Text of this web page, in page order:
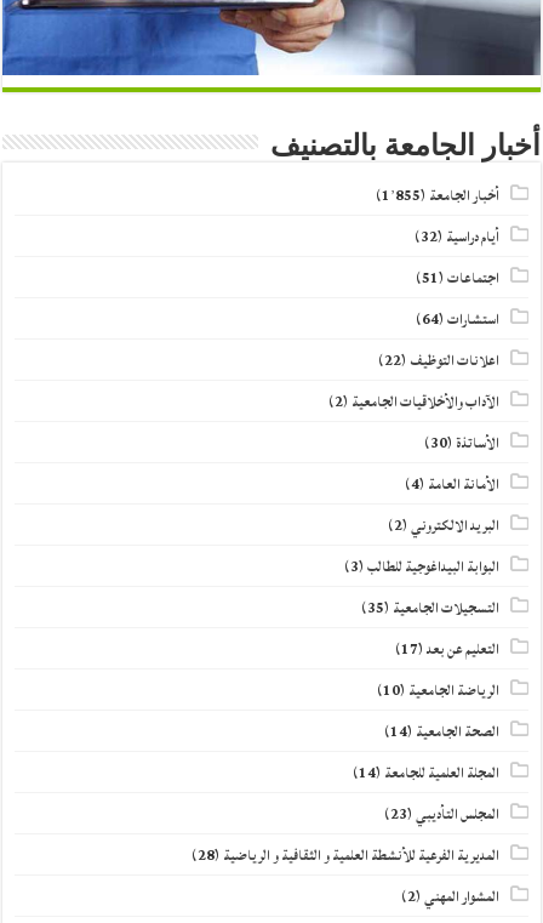
أخبار الجامعة بالتصنيف
أخبار الجامعة (1٬855)
أيام دراسية (32)
اجتماعات(51)
استشارات(64)
اعلانات التوظيف (22)
الآداب والأخلاقيات الجامعية (2)
الأساتذة(30)
الأمانة العامة (4)
البريد الالكتروني(2)
البوابة البيداغوجية للطالب(3)
التسجيلات الجامعية (35)
التعليم عن بعد(17)
الرياضة الجامعية (10)
الصحة الجامعية (14)
المجلة العلمية للجامعة (14)
المجلس التأديبي(23)
المديرية الفرعية للأنشطة العلمية و الثقافية و الرياضية (28)
المشوار المهني(2)